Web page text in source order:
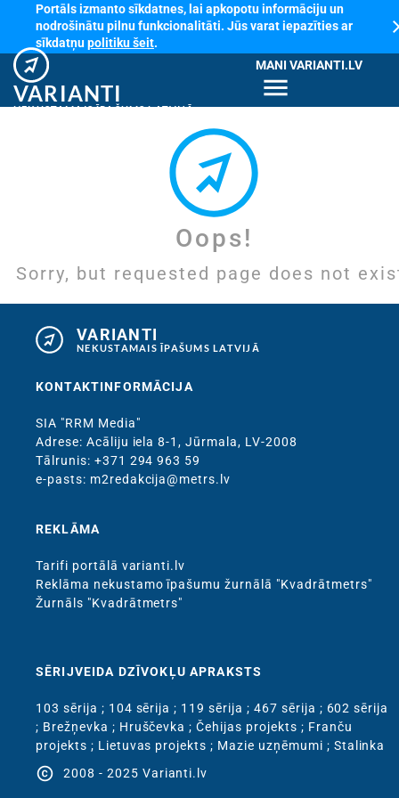
Portāls izmanto sīkdatnes, lai apkopotu informāciju un
nodrošinātu pilnu funkcionalitāti. Jūs varat iepazīties ar
sīkdatņupolitiku šeit.
VARIANTI
NEKUSTAMAIS ĪPAŠUMS LATVIJĀ
MANI VARIANTI.LV
menu
Oops!
Sorry, but requested page does not
VARIANTI
NEKUSTAMAIS ĪPAŠUMS LATVIJĀ
KONTAKTINFORMĀCIJA
SIA "RRM Media"
Adrese: Acāliju iela 8-1, Jūrmala, LV-2008
Тālrunis: +371 294 963 59
e-pasts: m2redakcija@metrs.lv
REKLĀMA
Tarifi portālā varianti.lv
Reklāma nekustamo īpašumu žurnālā "Kvadrātmetrs"
Žurnāls "Kvadrātmetrs"
SĒRIJVEIDA DZĪVOKĻU APRAKSTS
103 sērija ; 104 sērija ; 119 sērija ; 467 sērija ; 602 sērija
; Brežņevka ; Hruščevka ;Čehijas projekts ; Franču
projekts ; Lietuvas projekts ; Mazie uzņēmumi ; Stalinka
copyright 2008 - 2025 Varianti.lv